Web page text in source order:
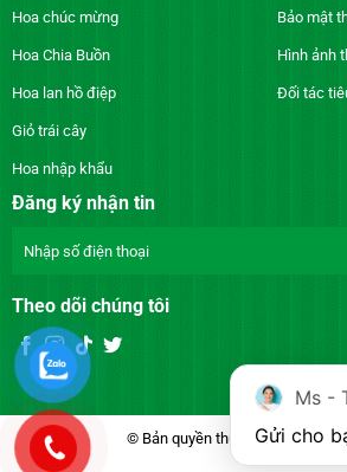
Hoa chúc mừng
Hoa Chia Buồn
Hoa lan hồ điệp
Giỏ trái cây
Hoa nhập khẩu
Bảo mật
Hình ảnh
Đối tác
Đăng ký nhận tin
Theo dõi chúng tôi
© Bản quyền thuộc về
Ms -
Gửi cho